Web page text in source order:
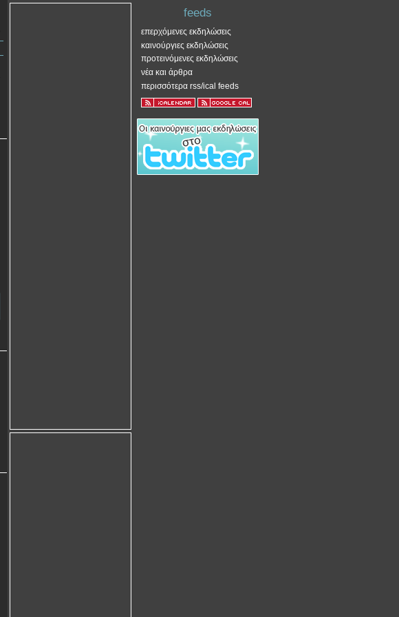
feeds
επερχόμενες εκδηλώσεις
καινούργιες εκδηλώσεις
προτεινόμενες εκδηλώσεις
νέα και άρθρα
περισσότερα rss/ical feeds